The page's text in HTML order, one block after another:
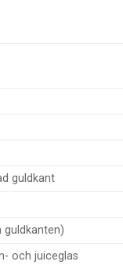
guldkant
guldkanten)
och juiceglas